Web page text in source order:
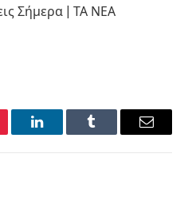
Σήμερα | ΤΑ ΝΕΑ
LinkedInTumblr Email